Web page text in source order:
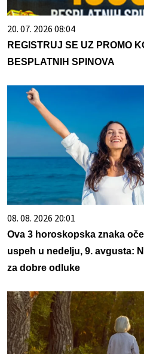
20. 07. 2026 08:04
REGISTRUJ SE UZ PROMO
BESPLATNIH SPINOVA
08. 08. 2026 20:01
Ova 3 horoskopska znaka
uspeh u nedelju, 9. avgusta:
za dobre odluke